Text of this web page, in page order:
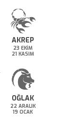
AKREP
23 EKİM
21 KASIM
OĞLAK
22 ARALIK
19 OCAK